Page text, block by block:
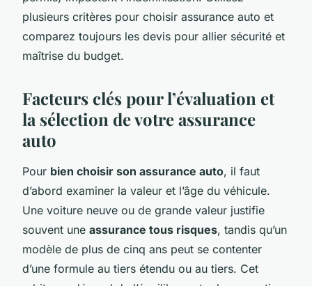
plusieurs critères pour choisir assurance auto et
comparez toujours les devis pour allier sécurité et
maîtrise du budget.
Facteurs clés pour l’évaluation et
la sélection de votre assurance
auto
Pour bien choisir son assurance auto, il faut
d’abord examiner la valeur et l’âge du véhicule.
Une voiture neuve ou de grande valeur justifie
souvent une assurance tous risques, tandis qu’un
modèle de plus de cinq ans peut se contenter
d’une formule au tiers étendu ou au tiers. Cet